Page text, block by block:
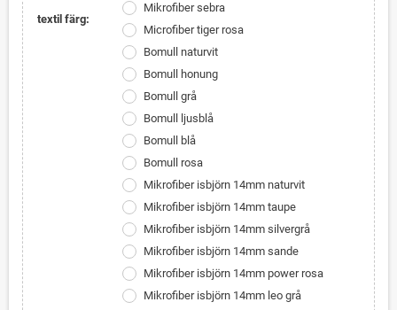
textil färg:
Mikrofiber sebra
Microfiber tiger rosa
Bomull naturvit
Bomull honung
Bomull grå
Bomull ljusblå
Bomull blå
Bomull rosa
Mikrofiber isbjörn 14mm naturvit
Mikrofiber isbjörn 14mm taupe
Mikrofiber isbjörn 14mm silvergrå
Mikrofiber isbjörn 14mm sande
Mikrofiber isbjörn 14mm power rosa
Mikrofiber isbjörn 14mm leo grå